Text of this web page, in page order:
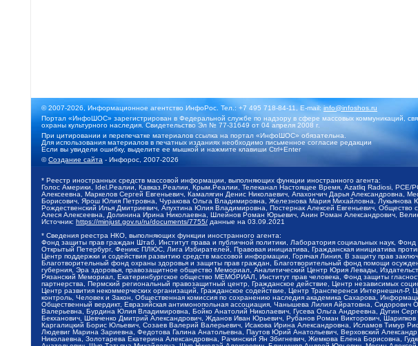
© 2007-2026, Информационное агентство ИнфоРос. Тел.: +7 495 718-84-11, E-mail:info@infoshos.ru
Портал «ИнфоШОС» зарегистрирован в Федеральной службе по надзору в сфере массовых коммуникаций,
охраны культурного наследия. Свидетельство Эл № 77-31649 от 04 апреля 2008 г.
При цитировании и перепечатке материалов ссылка на портал «ИнфоШОС» обязательна.
Для использования материалов в печатных изданиях необходимо письменное согласие редакции
Если вы увидели ошибку, выделите ее мышкой и нажмите клавиши Ctrl+Enter
©Создание сайта - Инфорос, 2007-2026
* Реестр иностранных средств массовой информации, выполняющих функции иностранного агента:
Голос Америки, Idel.Реалии, Кавказ.Реалии, Крым.Реалии, Телеканал Настоящее Время, Azatliq Radiosi,
Алексеевна, Маркелов Сергей Евгеньевич, Камалягин Денис Николаевич, Апахончич Дарья
Борисович, Ярош Юлия Петровна, Чуракова Ольга Владимировна, Железнова Мария Михайловна,
Рождественский Илья Дмитриевич, Апухтина Юлия Владимировна, Постернак Алексей Евгеньевич,
Алеся Алексеевна, Долинина Ирина Николаевна, Шлейнов Роман Юрьевич, Анин Роман Александрович,
Источник: https://minjust.gov.ru/ru/documents/7755/ данные на 03.09.2021
* Сведения реестра НКО, выполняющих функции иностранного агента:
Фонд защиты прав граждан Штаб, Институт права и публичной политики, Лаборатория социальных наук,
Открытый Петербург, Феникс ПЛЮС, Лига Избирателей, Правовая инициатива, Гражданская инициатива
Центр поддержки и содействия развитию средств массовой информации, Горячая Линия, В защиту прав
Благотворительный фонд охраны здоровья и защиты прав граждан, Благотворительный фонд помощи
губерния, Эра здоровья, правозащитное общество Мемориал, Аналитический Центр Юрия Левады,
Рязанский Мемориал, Екатеринбургское общество МЕМОРИАЛ, Институт прав человека, Фонд защиты
партнерства, Пермский региональный правозащитный центр, Гражданское действие, Центр независимых
Центр развития некоммерческих организаций, Гражданское содействие, Центр Трансперенси
контроль, Человек и Закон, Общественная комиссия по сохранению наследия академика Сахарова,
Общественный вердикт, Евразийская антимонопольная ассоциация, Чанышева Лилия Айратовна,
Валерьевна, Бурдина Юлия Владимировна, Бойко Анатолий Николаевич, Гусева Ольга Андреевна, Дугин
Бекханович, Шевченко Дмитрий Александрович, Жданов Иван Юрьевич, Рубанов Роман Викторович,
Каргалицкий Борис Юльевич, Созаев Валерий Валерьевич, Исакова Ирина Александровна, Исламов Тимур
Людевиг Марина Зариевна, Федотова Галина Анатольевна, Паутов Юрий Анатольевич, Верховский
Николаевна, Золотарева Екатерина Александровна, Рачинский Ян Збигневич, Жемкова Елена Борисовна,